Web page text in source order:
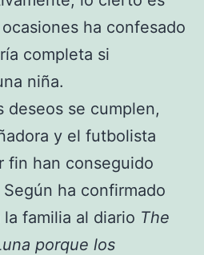
ha confesado
completa si
niña.
deseos se cumplen,
y el futbolista
fin han conseguido
ha confirmado
familia al diario The
porque los